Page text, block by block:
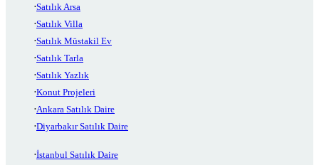
Satılık Arsa
Satılık Villa
Satılık Müstakil Ev
Satılık Tarla
Satılık Yazlık
Konut Projeleri
Ankara Satılık Daire
Diyarbakır Satılık Daire
İstanbul Satılık Daire